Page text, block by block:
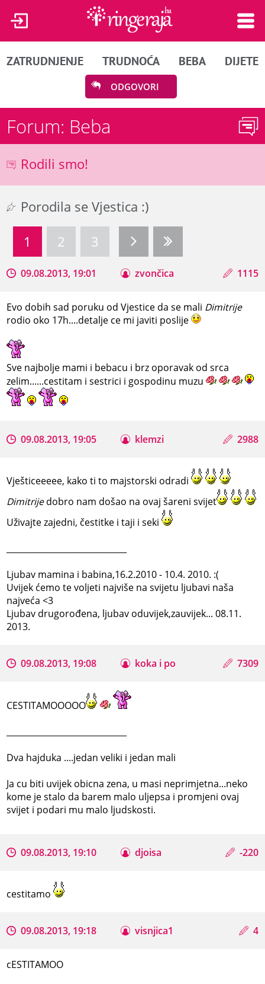
ZATRUDNJENJE TRUDNOĆA BEBA DIJETE
ODGOVORI
Forum: Beba
Rodili smo!
Porodila se Vjestica :)
1
2 3
09.08.2013, 19:01 zvončica 1115
Evo dobih sad poruku od Vjestice da se mali Dimitrije
rodio oko 17h....detalje ce mi javiti poslije
Sve najbolje mami i bebacu i brz oporavak od srca
zelim......cestitam i sestrici i gospodinu muzu
09.08.2013, 19:05 klemzi 2988
Vješticeeeee, kako ti to majstorski odradi
Dimitrijedobro nam došao na ovaj šareni svijet
Uživajte zajedni, čestitke i taji i seki
Ljubav mamina i babina,16.2.2010 - 10.4. 2010. :(
Uvijek ćemo te voljeti najviše na svijetu ljubavi naša
najveća <3
Ljubav drugorođena, ljubav oduvijek,zauvijek... 08.11.
2013.
09.08.2013, 19:08 koka i po 7309
CESTITAMOOOOO
Dva hajduka ....jedan veliki i jedan mali
Ja cu biti uvijek obicna zena, u masi neprimjetna...neko
kome je stalo da barem malo uljepsa i promjeni ovaj
svijet i podari mu malo ljudskosti.
09.08.2013, 19:10 djoisa -220
cestitamo
09.08.2013, 19:18 visnjica1 4
cESTITAMOO